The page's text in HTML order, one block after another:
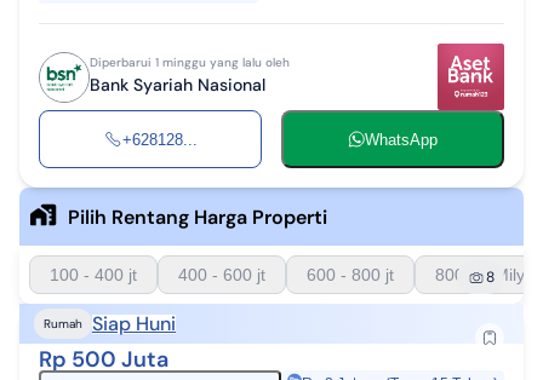
Diperbarui 1 minggu yang lalu oleh
Bank Syariah Nasional
+628128... WhatsApp
Pilih Rentang Harga Properti
100 - 400 jt 400 - 600 jt 600 - 800 jt 800 - 1 Milyar
8
Rumah Siap Huni
Rp 500 Juta